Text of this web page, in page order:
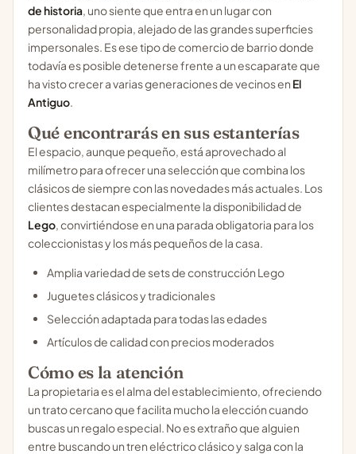
de historia, uno siente que entra en un lugar con
personalidad propia, alejado de las grandes superficies
impersonales. Es ese tipo de comercio de barrio donde
todavía es posible detenerse frente a un escaparate que
ha visto crecer a varias generaciones de vecinos en El
Antiguo.
Qué encontrarás en sus estanterías
El espacio, aunque pequeño, está aprovechado al
milímetro para ofrecer una selección que combina los
clásicos de siempre con las novedades más actuales. Los
clientes destacan especialmente la disponibilidad de
Lego, convirtiéndose en una parada obligatoria para los
coleccionistas y los más pequeños de la casa.
Amplia variedad de sets de construcción Lego
Juguetes clásicos y tradicionales
Selección adaptada para todas las edades
Artículos de calidad con precios moderados
Cómo es la atención
La propietaria es el alma del establecimiento, ofreciendo
un trato cercano que facilita mucho la elección cuando
buscas un regalo especial. No es extraño que alguien
entre buscando un tren eléctrico clásico y salga con la